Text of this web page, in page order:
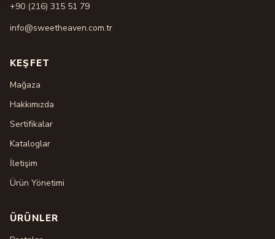
+90 (216) 315 51 79
info@sweetheaven.com.tr
KEŞFET
Mağaza
Hakkımızda
Sertifikalar
Kataloglar
İletişim
Ürün Yönetimi
ÜRÜNLER